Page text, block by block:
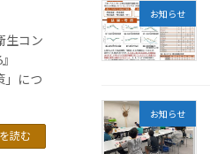
生コン
」につ
読む
お知らせ
お知らせ